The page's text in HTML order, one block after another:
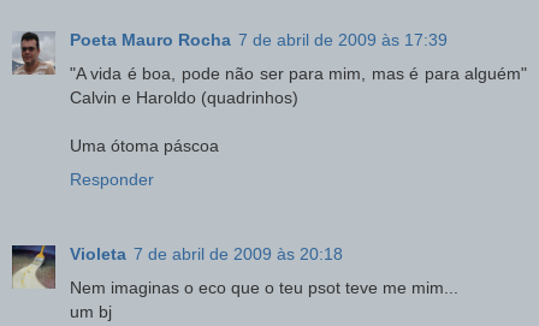
Poeta Mauro Rocha 7 de abril de 2009 às 17:39
"A vida é boa, pode não ser para mim, mas é para alguém"
Calvin e Haroldo (quadrinhos)
Uma ótoma páscoa
Responder
Violeta 7 de abril de 2009 às 20:18
Nem imaginas o eco que o teu psot teve me mim...
um bj